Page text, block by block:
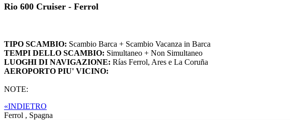
Rio 600 Cruiser - Ferrol
TIPO SCAMBIO: Scambio Barca + Scambio Vacanza in Barca
TEMPI DELLO SCAMBIO: Simultaneo + Non Simultaneo
LUOGHI DI NAVIGAZIONE: Rías Ferrol, Ares e La Coruña
AEROPORTO PIU' VICINO:
NOTE:
«INDIETRO
Ferrol , Spagna